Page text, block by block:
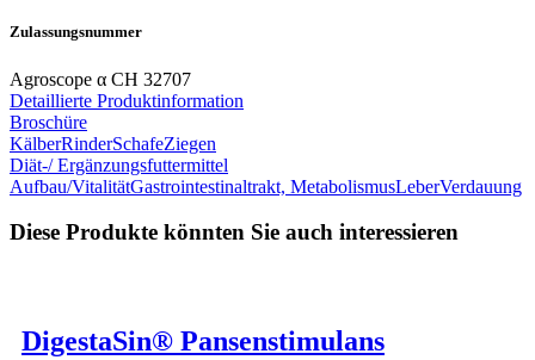
Zulassungsnummer
Agroscope α CH 32707
Detaillierte Produktinformation
Broschüre
KälberRinderSchafeZiegen
Diät-/ Ergänzungsfuttermittel
Aufbau/VitalitätGastrointestinaltrakt, MetabolismusLeberVerdauung
Diese Produkte könnten Sie auch interessieren
DigestaSin® Pansenstimulans